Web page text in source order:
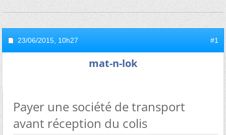
23/06/2015, 10h27 #1
mat-n-lok
Payer une société de transport
avant réception du colis